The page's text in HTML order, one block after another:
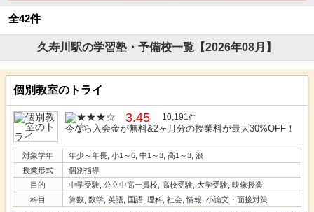
全42件
久寿川駅の学習塾・予備校一覧【2026年08月】
個別教室のトライ
3.45 10,191件
今なら入会金が無料&2ヶ月分の授業料が最大30%OFF！
対象学年
年少～年長, 小1～6, 中1～3, 高1～3, 浪
授業形式
個別指導
目的
中学受験, 公立中高一貫校, 高校受験, 大学受験, 映像授業
科目
算数, 数学, 英語, 国語, 理科, 社会, 情報, 小論文・面接対策